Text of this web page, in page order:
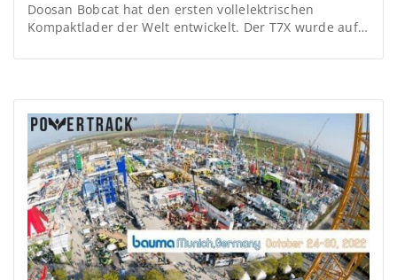
Doosan Bobcat hat den ersten vollelektrischen
Kompaktlader der Welt entwickelt. Der T7X wurde auf
Messe für technologische Innovationen, vorgestellt.